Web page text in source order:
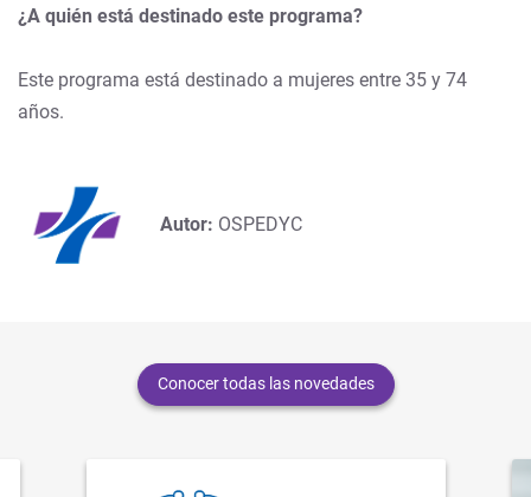
¿A quién está destinado este programa?
Este programa está destinado a mujeres entre 35 y 74
años.
Autor: OSPEDYC
Conocer todas las novedades